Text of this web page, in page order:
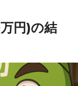
円)の結